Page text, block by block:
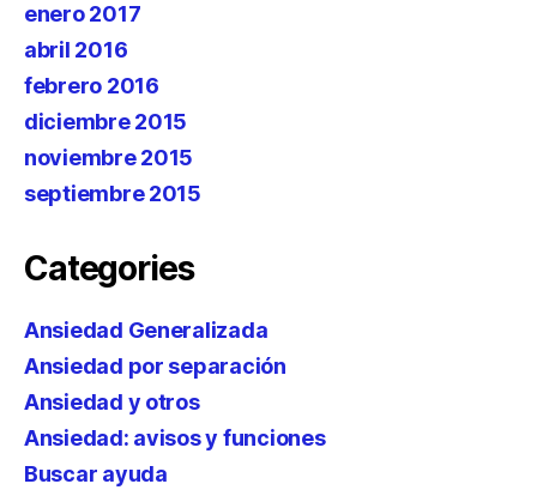
enero 2017
abril 2016
febrero 2016
diciembre 2015
noviembre 2015
septiembre 2015
Categories
Ansiedad Generalizada
Ansiedad por separación
Ansiedad y otros
Ansiedad: avisos y funciones
Buscar ayuda